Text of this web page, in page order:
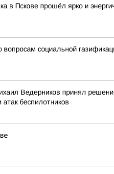
в Пскове прошёл ярко и
социальной
Ведерников принял
беспилотников